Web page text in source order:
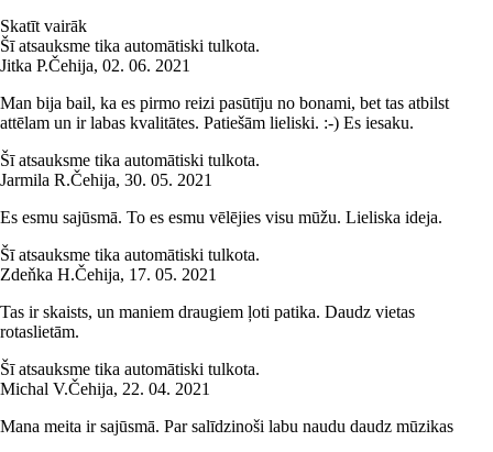
Skatīt vairāk
Šī atsauksme tika automātiski tulkota.
Jitka P.Čehija, 02. 06. 2021
Man bija bail, ka es pirmo reizi pasūtīju no bonami, bet tas atbilst
attēlam un ir labas kvalitātes. Patiešām lieliski. :-) Es iesaku.
Šī atsauksme tika automātiski tulkota.
Jarmila R.Čehija, 30. 05. 2021
Es esmu sajūsmā. To es esmu vēlējies visu mūžu. Lieliska ideja.
Šī atsauksme tika automātiski tulkota.
Zdeňka H.Čehija, 17. 05. 2021
Tas ir skaists, un maniem draugiem ļoti patika. Daudz vietas
rotaslietām.
Šī atsauksme tika automātiski tulkota.
Michal V.Čehija, 22. 04. 2021
Mana meita ir sajūsmā. Par salīdzinoši labu naudu daudz mūzikas